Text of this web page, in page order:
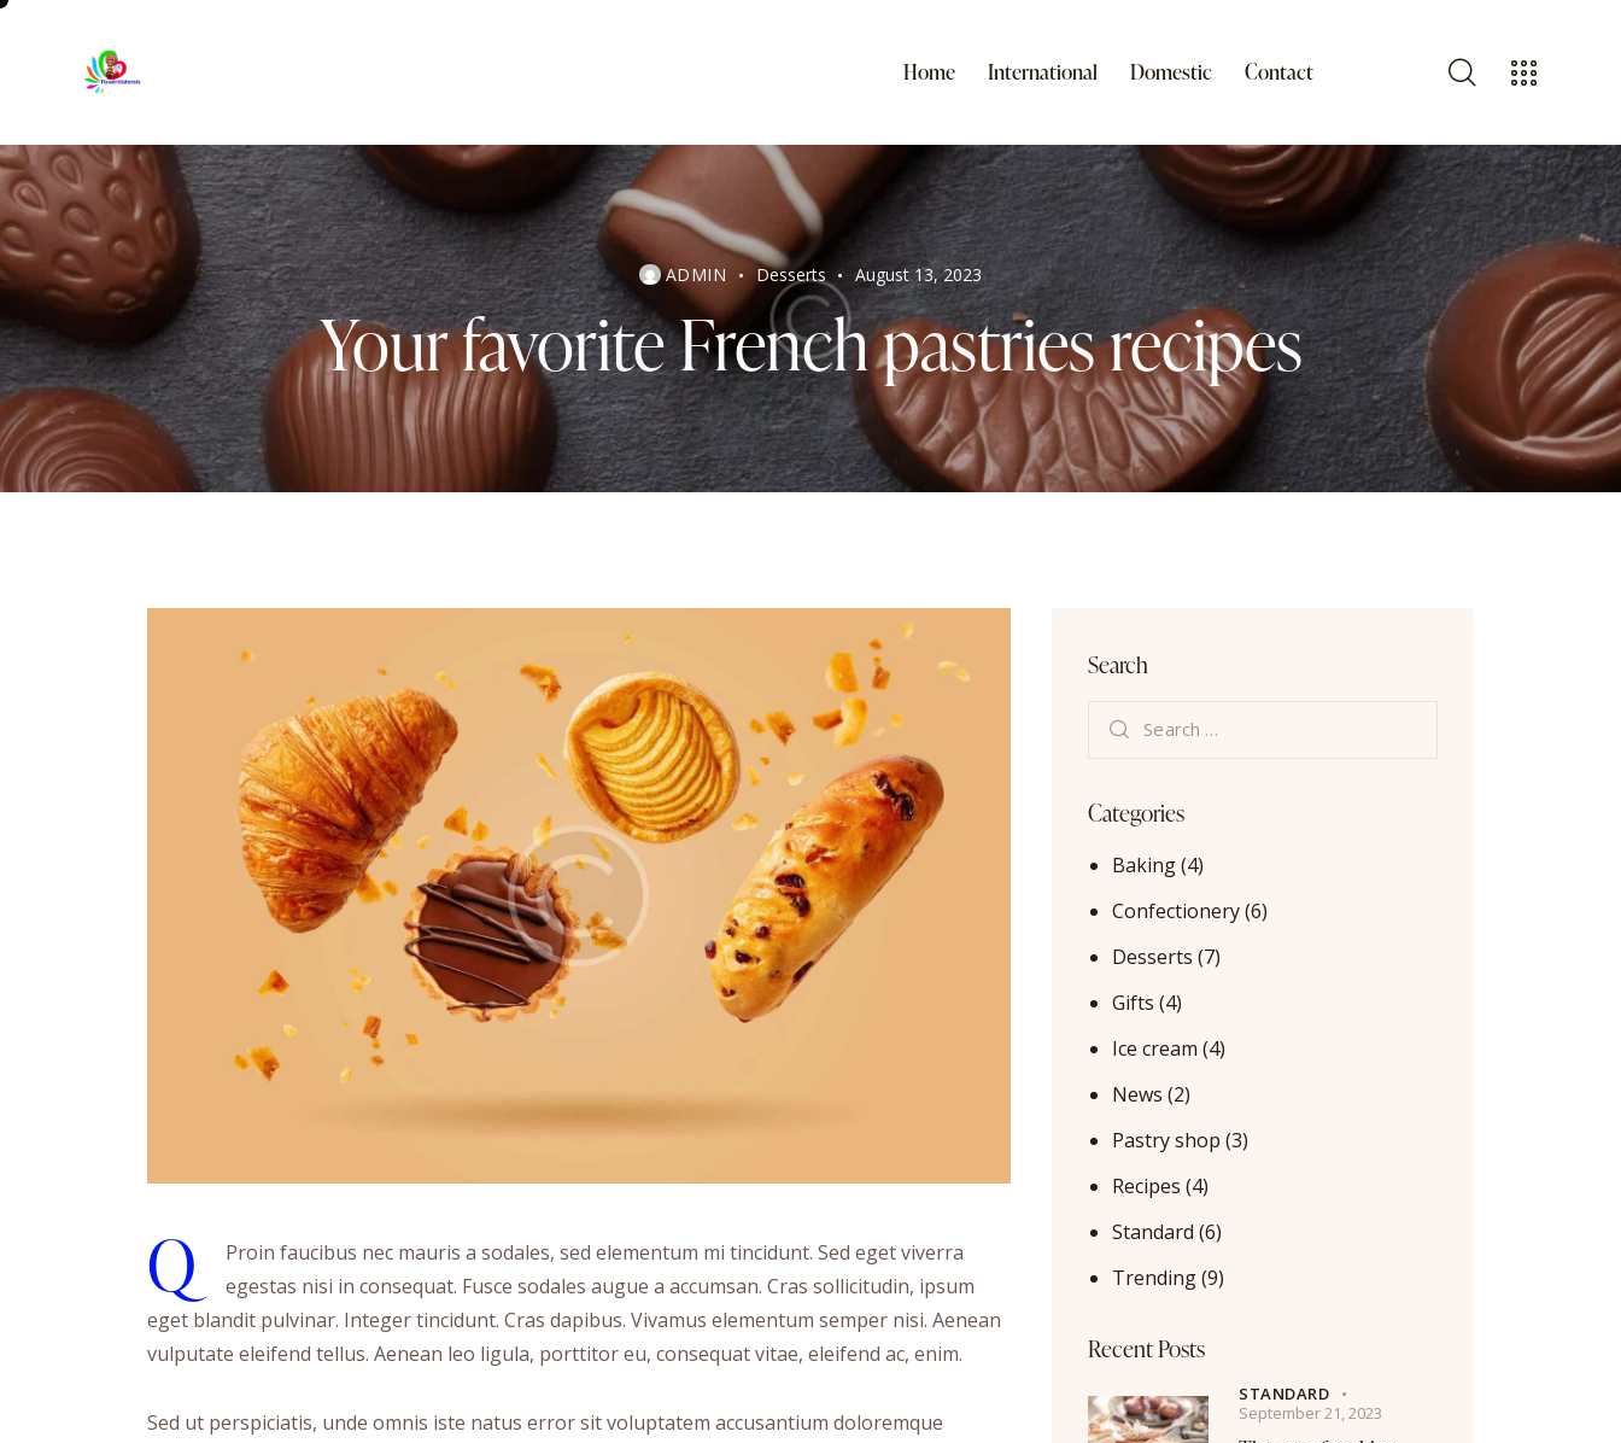
Home International Domestic Contact
ADMIN Desserts August 13, 2023
Your favorite French pastries recipes
Q
Proin faucibus nec mauris a sodales, sed elementum mi tincidunt. Sed eget viverra
egestas nisi in consequat. Fusce sodales augue a accumsan. Cras sollicitudin, ipsum
eget blandit pulvinar. Integer tincidunt. Cras dapibus. Vivamus elementum semper nisi. Aenean
vulputate eleifend tellus. Aenean leo ligula, porttitor eu, consequat vitae, eleifend ac, enim.
Sed ut perspiciatis, unde omnis iste natus error sit voluptatem accusantium doloremque
Search
Categories
Baking(4)
Confectionery(6)
Desserts (7)
Gifts (4)
Ice cream (4)
News (2)
Pastry shop (3)
Recipes (4)
Standard (6)
Trending(9)
Recent Posts
STANDARD
September 21, 2023